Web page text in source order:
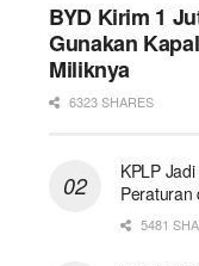
BYD Kirim 1
Gunakan
Miliknya
6323 SHARES
KPLP
Peraturan
5481